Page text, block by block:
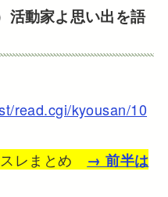
活動家よ思い出を語
read.cgi/kyousan/10
レまとめ → 前半は